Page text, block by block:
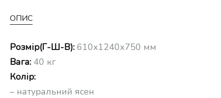
ОПИС
Розмір(Г-Ш-В): 610х1240х750 мм
Вага: 40 кг
Колір:
– натуральний ясен